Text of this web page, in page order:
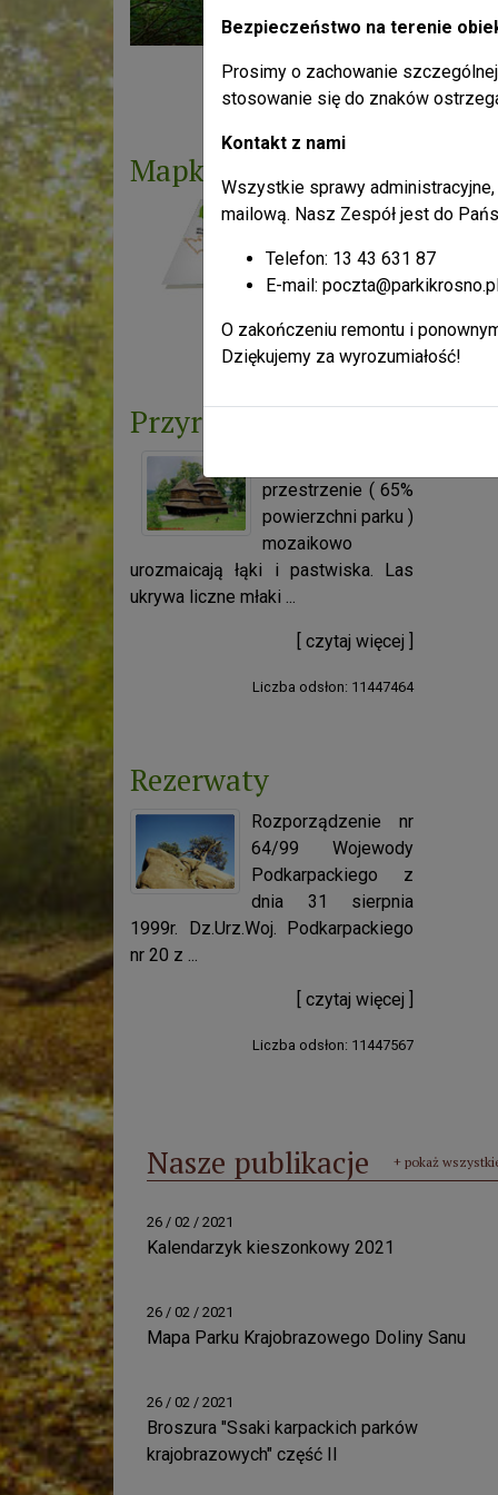
Liczba odsłon: 4105786
Mapka
Liczba odsłon: 11448092
Przyroda
przestrzenie ( 65%
powierzchni parku )
mozaikowo
urozmaicają łąki i pastwiska. Las
ukrywa liczne młaki ...
[ czytaj więcej ]
Liczba odsłon: 11447464
Rezerwaty
Rozporządzenie nr
64/99 Wojewody
Podkarpackiego z
dnia 31 sierpnia
1999r. Dz.Urz.Woj. Podkarpackiego
nr 20 z ...
[ czytaj więcej ]
Liczba odsłon: 11447567
Nasze publikacje + pokaż
26 / 02 / 2021
Kalendarzyk kieszonkowy 2021
26 / 02 / 2021
Mapa Parku Krajobrazowego Doliny Sanu
26 / 02 / 2021
Broszura "Ssaki karpackich parków
krajobrazowych" część II
Bezpieczeństwo na terenie
Prosimy o zachowanie
stosowanie się do znaków
Kontakt z nami
Wszystkie sprawy
mailową. Nasz Zespół jest do
Telefon: 13 43 631 87
E-mail:
O zakończeniu remontu i
Dziękujemy za wyrozumiałość!